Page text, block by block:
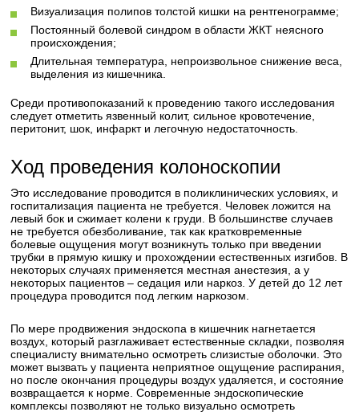
Визуализация полипов толстой кишки на рентгенограмме;
Постоянный болевой синдром в области ЖКТ неясного
происхождения;
Длительная температура, непроизвольное снижение веса,
выделения из кишечника.
Среди противопоказаний к проведению такого исследования
следует отметить язвенный колит, сильное кровотечение,
перитонит, шок, инфаркт и легочную недостаточность.
Ход проведения колоноскопии
Это исследование проводится в поликлинических условиях, и
госпитализация пациента не требуется. Человек ложится на
левый бок и сжимает колени к груди. В большинстве случаев
не требуется обезболивание, так как кратковременные
болевые ощущения могут возникнуть только при введении
трубки в прямую кишку и прохождении естественных изгибов. В
некоторых случаях применяется местная анестезия, а у
некоторых пациентов – седация или наркоз. У детей до 12 лет
процедура проводится под легким наркозом.
По мере продвижения эндоскопа в кишечник нагнетается
воздух, который разглаживает естественные складки, позволяя
специалисту внимательно осмотреть слизистые оболочки. Это
может вызвать у пациента неприятное ощущение распирания,
но после окончания процедуры воздух удаляется, и состояние
возвращается к норме. Современные эндоскопические
комплексы позволяют не только визуально осмотреть